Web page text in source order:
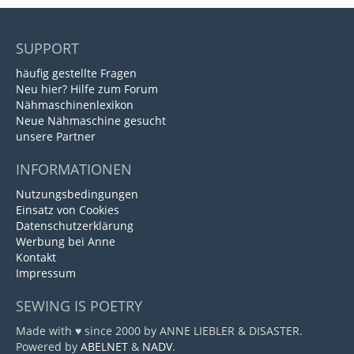
SUPPORT
häufig gestellte Fragen
Neu hier? Hilfe zum Forum
Nähmaschinenlexikon
Neue Nähmaschine gesucht
unsere Partner
INFORMATIONEN
Nutzungsbedingungen
Einsatz von Cookies
Datenschutzerklärung
Werbung bei Anne
Kontakt
Impressum
SEWING IS POETRY
Made with ♥ since 2000 by ANNE LIEBLER & DISASTER.
Powered by ABELNET & NADV.